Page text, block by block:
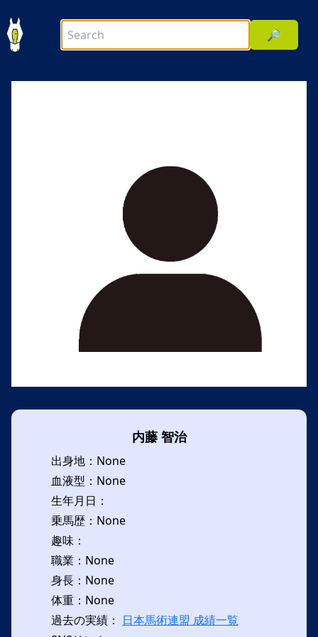
🔎
内藤 智治
出身地：None
血液型：None
生年月日：
乗馬歴：None
趣味：
職業：None
身長：None
体重：None
過去の実績： 日本馬術連盟 成績一覧